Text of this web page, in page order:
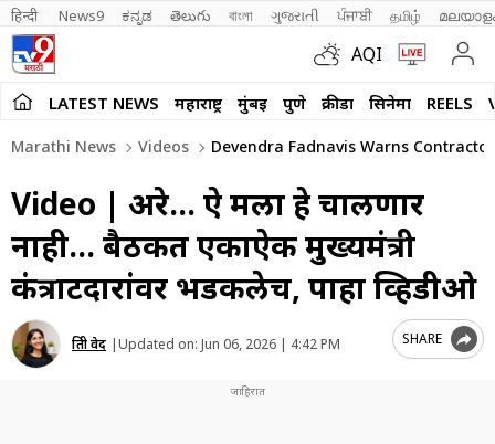
हिन्दी News9 ಕನ್ನಡ తెలుగు বাংলা ગુજરાતી ਪੰਜਾਬੀ தமிழ்
AQI
LATEST NEWS महाराष्ट्र मुंबई पुणे क्रीडा सिनेमा REELS
Marathi News Videos Devendra Fadnavis Warns
Video | अरे… ऐ मला हे चालणार
नाही… बैठकीत एकाऐकी मुख्यमंत्री
कंत्राटदारांवर भडकलेच, पाहा व्हिडीओ
प्रिती वेद |Updated on: Jun 06, 2026 | 4:42 PM SHARE